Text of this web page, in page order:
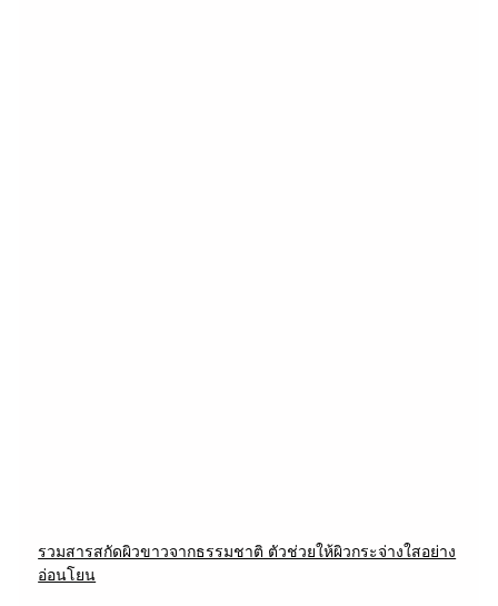
รวมสารสกัดผิวขาวจากธรรมชาติ ตัวช่วยให้ผิวกระจ่างใสอย่าง
อ่อนโยน